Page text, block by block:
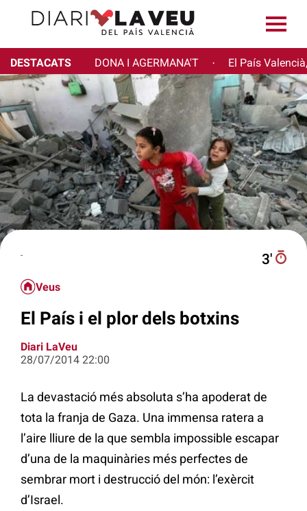
DESTACATS DONA I AGERMANA'T · El País
- 3′
Veus
El País i el plor dels botxins
Diari LaVeu
28/07/2014 22:00
La devastació més absoluta s’ha apoderat de
tota la franja de Gaza. Una immensa ratera a
l’aire lliure de la que sembla impossible escapar
d’una de la maquinàries més perfectes de
sembrar mort i destrucció del món: l’exèrcit
d’Israel.